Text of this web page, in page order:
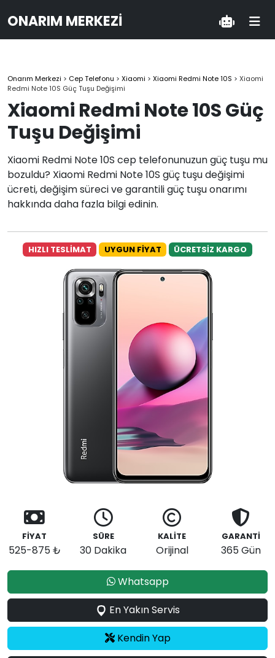
ONARIM MERKEZI
Onarım Merkezi > Cep Telefonu > Xiaomi > Xiaomi Redmi Note 10S > Xiaomi
Redmi Note 10S Güç Tuşu Değişimi
Xiaomi Redmi Note 10S Güç
Tuşu Değişimi
Xiaomi Redmi Note 10S cep telefonunuzun güç tuşu mu
bozuldu? Xiaomi Redmi Note 10S güç tuşu değişimi
ücreti, değişim süreci ve garantili güç tuşu onarımı
hakkında daha fazla bilgi edinin.
HIZLI TESLİMAT UYGUN FİYAT ÜCRETSİZ KARGO
FİYAT
525-875 ₺
SÜRE
30 Dakika
KALİTE
Orijinal
GARANTİ
365 Gün
Whatsapp
En Yakın Servis
Kendin Yap